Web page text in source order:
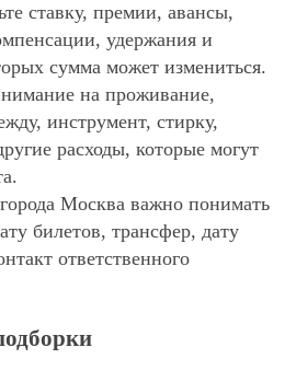
ставку, премии, авансы,
удержания и
сумма может измениться.
на проживание,
инструмент, стирку,
расходы, которые могут
Москва важно понимать
билетов, трансфер, дату
ответственного